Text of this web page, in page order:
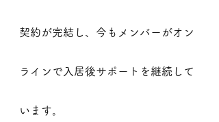
契約が完結し、今もメンバーがオン
ラインで入居後サポートを継続して
います。